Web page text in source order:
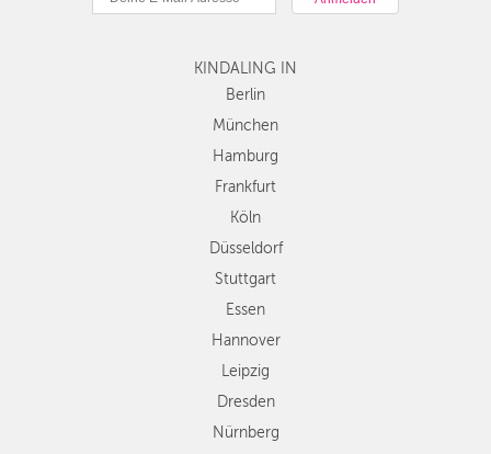
Hamburg
Köln
Düsseldorf
Stuttgart
Essen
Dresden
Nürnberg
Wien
Zürich
Andere
Regionen
KINDALING IN
Berlin
München
Hamburg
Frankfurt
Köln
Düsseldorf
Stuttgart
Essen
Hannover
Leipzig
Dresden
Nürnberg